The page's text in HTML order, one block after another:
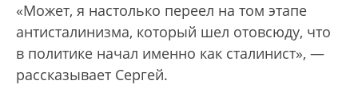
«Может, я настолько переел на том этапе
антисталинизма, который шел отовсюду, что
в политике начал именно как сталинист», —
рассказывает Сергей.